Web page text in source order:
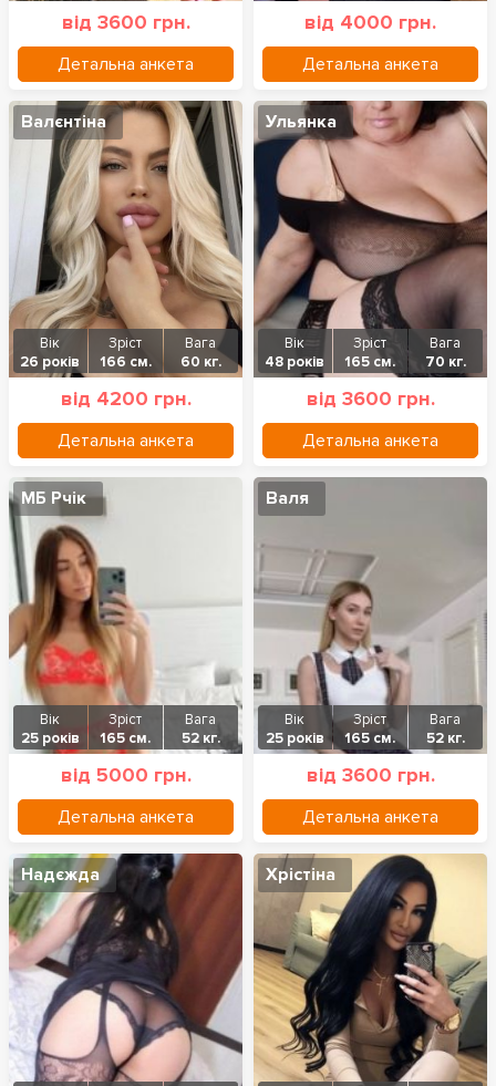
від 3600 грн.
Детальна анкета
від 4000 грн.
Детальна анкета
Валєнтіна
Вік
26 років
Зріст
166 см.
Вага
60 кг.
від 4200 грн.
Детальна анкета
Ульянка
Вік
48 років
Зріст
165 см.
Вага
70 кг.
від 3600 грн.
Детальна анкета
МБ Рчік
Вік
25 років
Зріст
165 см.
Вага
52 кг.
від 5000 грн.
Детальна анкета
Валя
Вік
25 років
Зріст
165 см.
Вага
52 кг.
від 3600 грн.
Детальна анкета
Надєжда Хрістіна